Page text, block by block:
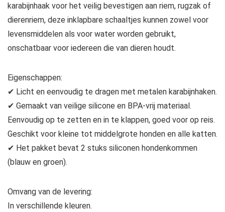
karabijnhaak voor het veilig bevestigen aan riem, rugzak of
dierenriem, deze inklapbare schaaltjes kunnen zowel voor
levensmiddelen als voor water worden gebruikt,
onschatbaar voor iedereen die van dieren houdt.
Eigenschappen:
✔ Licht en eenvoudig te dragen met metalen karabijnhaken.
✔ Gemaakt van veilige silicone en BPA-vrij materiaal.
Eenvoudig op te zetten en in te klappen, goed voor op reis.
Geschikt voor kleine tot middelgrote honden en alle katten.
✔ Het pakket bevat 2 stuks siliconen hondenkommen
(blauw en groen).
Omvang van de levering:
In verschillende kleuren.